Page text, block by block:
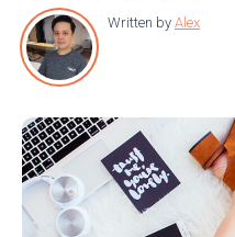
Written by Alex